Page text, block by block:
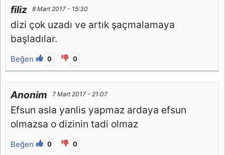
filiz 8 Mart 2017 - 15:30
dizi çok uzadı ve artık şaçmalamaya
başladılar.
Beğen 0 0
Anonim 7 Mart 2017 - 21:07
Efsun asla yanlis yapmaz ardaya efsun
olmazsa o dizinin tadi olmaz
Beğen 0 0